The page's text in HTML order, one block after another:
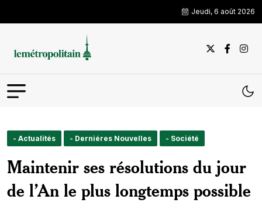
Jeudi, 6 août 2026
- Actualités - Derniéres Nouvelles - Société
Maintenir ses résolutions du jour
de l’An le plus longtemps possible